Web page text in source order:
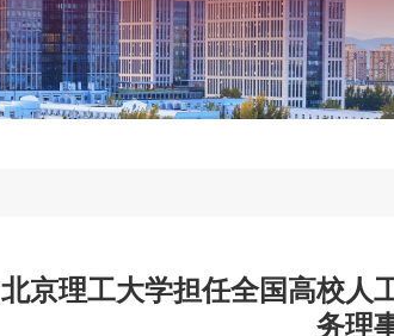
北京理工大学担任全国高校人
务理